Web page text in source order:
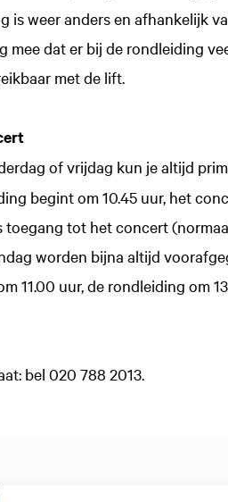
is weer anders en afhankelijk
mee dat er bij de rondleiding
met de lift.
of vrijdag kun je altijd
begint om 10.45 uur, het
tot het concert
worden bijna altijd
11.00 uur, de rondleiding om
bel 020 788 2013.